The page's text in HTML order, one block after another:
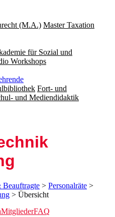
(M.A.) Master Taxation
für Sozial und
Workshops
Fort- und
und Mediendidaktik
> Personalräte >
> Übersicht
MitgliederFAQ